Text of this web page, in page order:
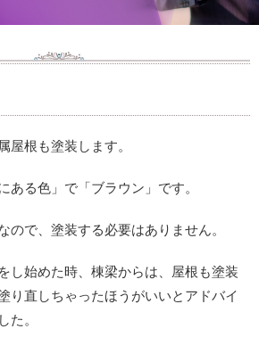
屋根も塗装します。
ある色」で「ブラウン」です。
ので、塗装する必要はありません。
し始めた時、棟梁からは、屋根も塗装
り直しちゃったほうがいいとアドバイ
た。